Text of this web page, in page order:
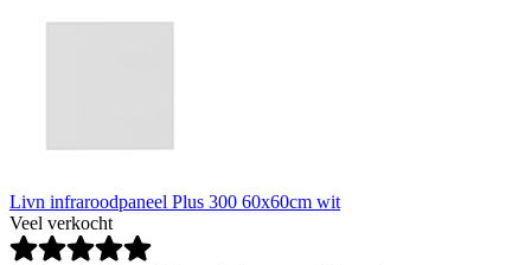
Livn infraroodpaneel Plus 300 60x60cm wit
Veel verkocht